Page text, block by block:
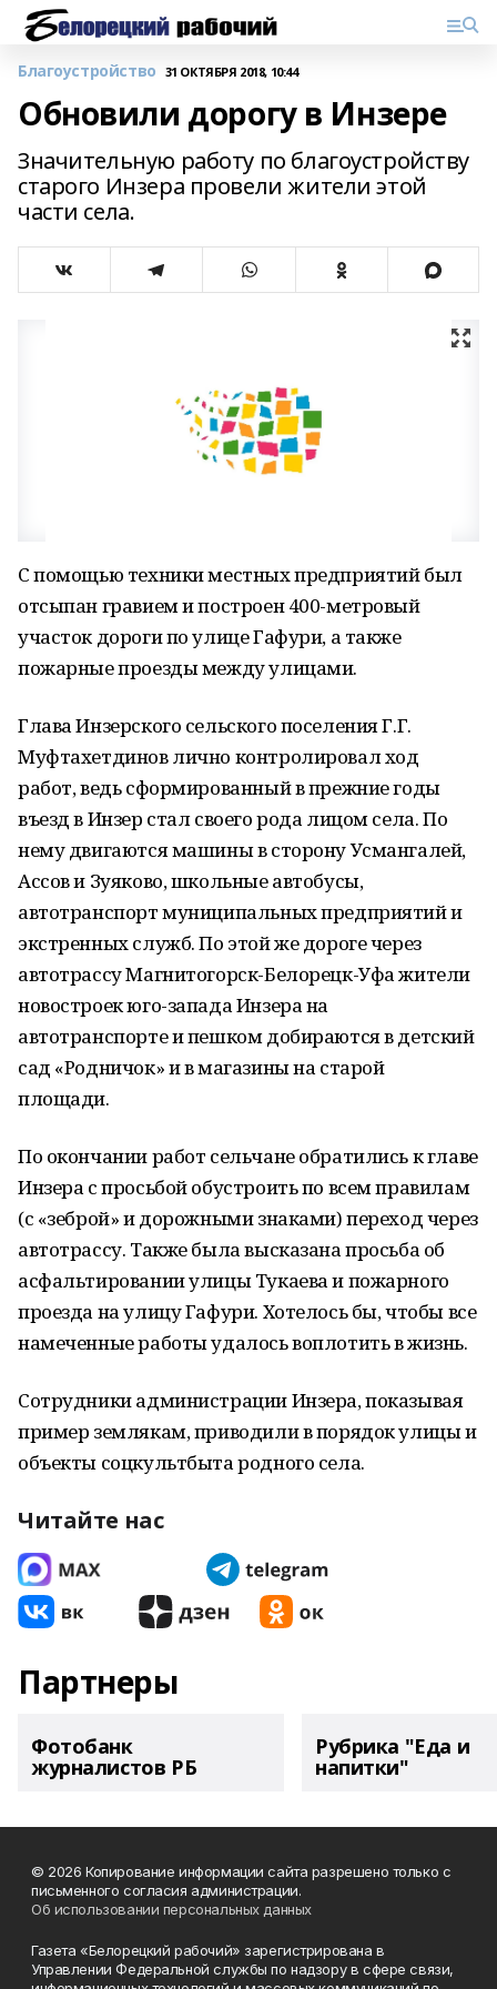
Благоустройство 31 ОКТЯБРЯ 2018, 10:44
Обновили дорогу в Инзере
Значительную работу по благоустройству
старого Инзера провели жители этой
части села.
С помощью техники местных предприятий был
отсыпан гравием и построен 400-метровый
участок дороги по улице Гафури, а также
пожарные проезды между улицами.
Глава Инзерского сельского поселения Г.Г.
Муфтахетдинов лично контролировал ход
работ, ведь сформированный в прежние годы
въезд в Инзер стал своего рода лицом села. По
нему двигаются машины в сторону Усмангалей,
Ассов и Зуяково, школьные автобусы,
автотранспорт муниципальных предприятий и
экстренных служб. По этой же дороге через
автотрассу Магнитогорск-Белорецк-Уфа жители
новостроек юго-запада Инзера на
автотранспорте и пешком добираются в детский
сад «Родничок» и в магазины на старой
площади.
По окончании работ сельчане обратились к главе
Инзера с просьбой обустроить по всем правилам
(с «зеброй» и дорожными знаками) переход через
автотрассу. Также была высказана просьба об
асфальтировании улицы Тукаева и пожарного
проезда на улицу Гафури. Хотелось бы, чтобы все
намеченные работы удалось воплотить в жизнь.
Сотрудники администрации Инзера, показывая
пример землякам, приводили в порядок улицы и
объекты соцкультбыта родного села.
Читайте нас
Партнеры
Фотобанк
журналистов РБ
Рубрика "Еда и
напитки"
© 2026 Копирование информации сайта разрешено только с
письменного согласия администрации.
Об использовании персональных данных
Газета «Белорецкий рабочий» зарегистрирована в
Управлении Федеральной службы по надзору в сфере связи,